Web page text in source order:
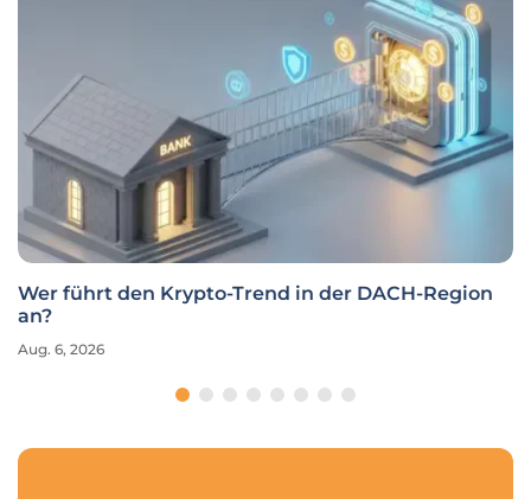
Wer führt den Krypto-Trend in der DACH-Region
an?
Aug. 6, 2026